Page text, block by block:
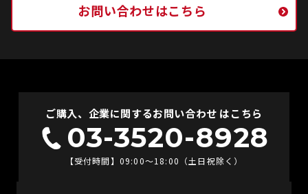
お問い合わせはこちら
ご購入、企業に関するお問い合わせ はこちら
03-3520-8928
【受付時間】09:00〜18:00（土日祝除く）